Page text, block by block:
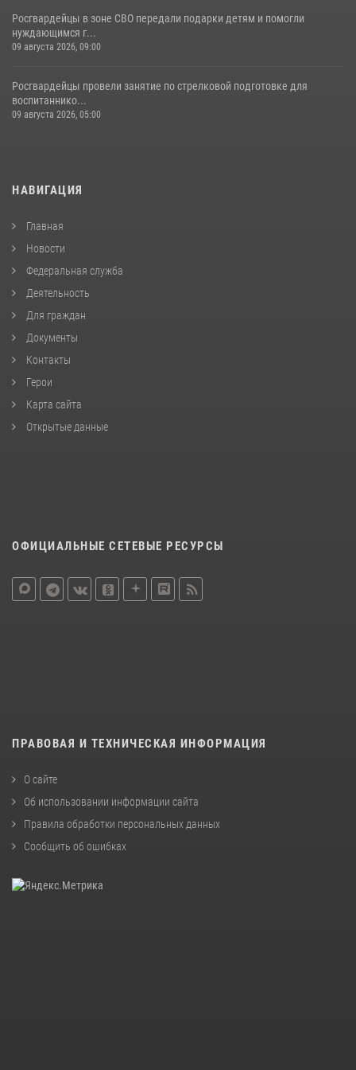
Росгвардейцы в зоне СВО передали подарки детям и помогли
нуждающимся г...
09 августа 2026, 09:00
Росгвардейцы провели занятие по стрелковой подготовке для
воспитаннико...
09 августа 2026, 05:00
НАВИГАЦИЯ
Главная
Новости
Федеральная служба
Деятельность
Для граждан
Документы
Контакты
Герои
Карта сайта
Открытые данные
ОФИЦИАЛЬНЫЕ СЕТЕВЫЕ РЕСУРСЫ
ПРАВОВАЯ И ТЕХНИЧЕСКАЯ ИНФОРМАЦИЯ
О сайте
Об использовании информации сайта
Правила обработки персональных данных
Сообщить об ошибках